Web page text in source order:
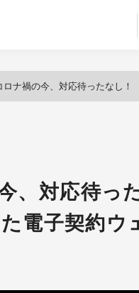
ロナ禍の今、対応待ったなし！
、対応待
電子契約ウ